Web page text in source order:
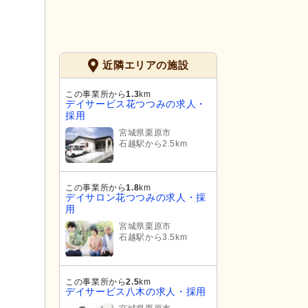
近隣エリアの施設
この事業所から1.3km
デイサービス花つつみの求人・
採用
宮城県栗原市
石越駅から2.5km
この事業所から1.8km
デイサロン花つつみの求人・採
用
宮城県栗原市
石越駅から3.5km
この事業所から2.5km
デイサービス八木の求人・採用